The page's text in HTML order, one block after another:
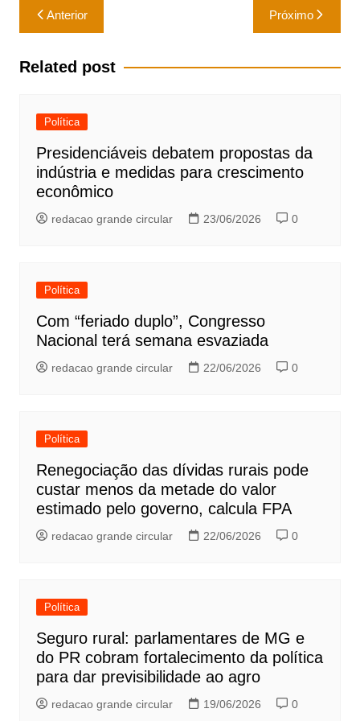
Navegação
de
Post
Anterior Próximo
Related post
Política
Presidenciáveis debatem propostas da
indústria e medidas para crescimento
econômico
redacao grande circular 23/06/2026 0
Política
Com “feriado duplo”, Congresso
Nacional terá semana esvaziada
redacao grande circular 22/06/2026 0
Política
Renegociação das dívidas rurais pode
custar menos da metade do valor
estimado pelo governo, calcula FPA
redacao grande circular 22/06/2026 0
Política
Seguro rural: parlamentares de MG e
do PR cobram fortalecimento da política
para dar previsibilidade ao agro
redacao grande circular 19/06/2026 0